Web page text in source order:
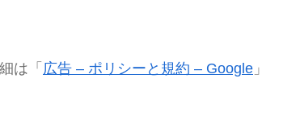
は「 広告 – ポリシーと規約 – Google 」